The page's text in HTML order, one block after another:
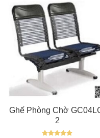
Ghế Phòng Chờ
2